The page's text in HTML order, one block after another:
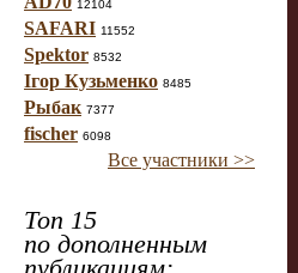
12104
SAFARI 11552
Spektor 8532
Ігор Кузьменко 8485
Рыбак 7377
fischer 6098
Все участники >>
Топ 15
по дополненным